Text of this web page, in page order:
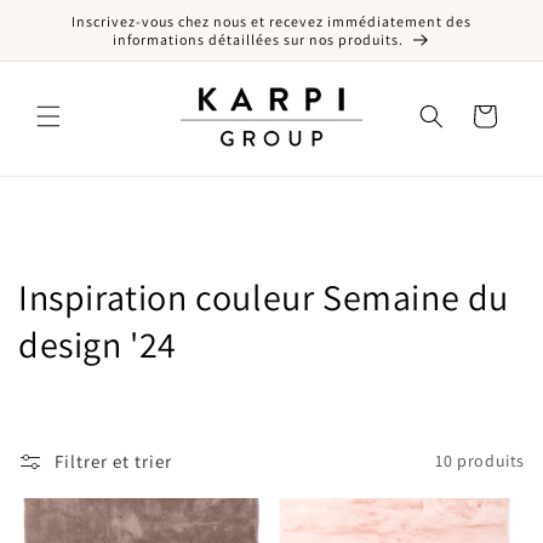
et passer au contenu
Inscrivez-vous chez nous et recevez immédiatement des
informations détaillées sur nos produits.
Panier
Collection:
Inspiration couleur Semaine du
design '24
Filtrer et trier 10 produits